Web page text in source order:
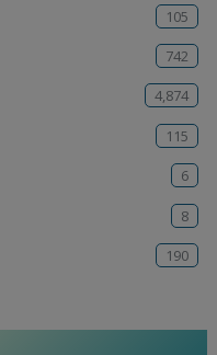
105
742
4,874
115
6
8
190